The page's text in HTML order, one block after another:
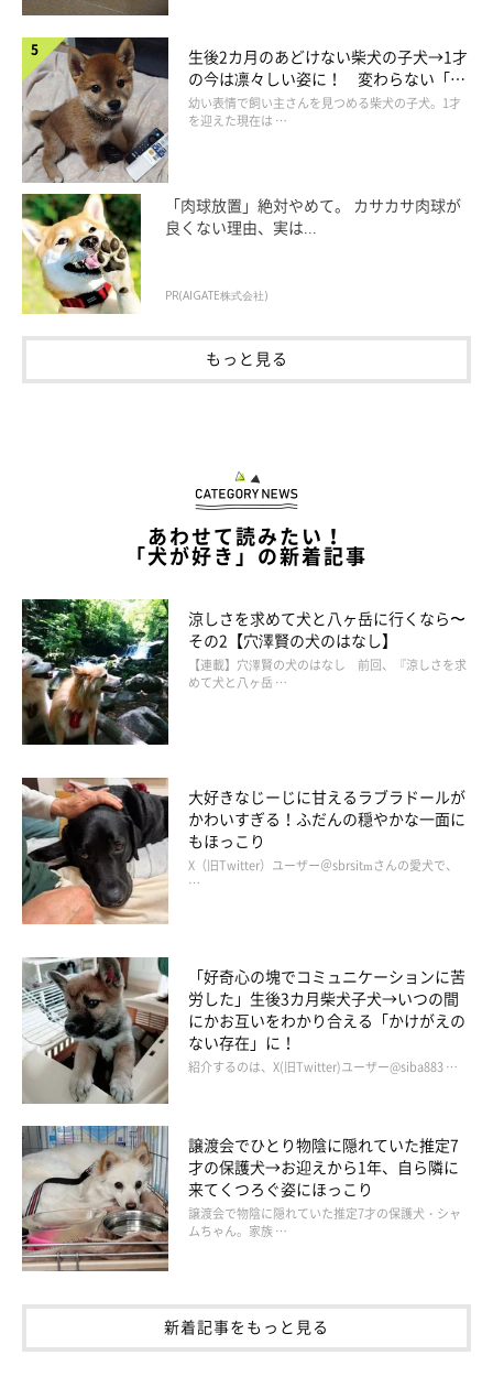
「おもしろいちろるちゃんが好き」
飼い主さんによるとちろるちゃんはマイペースで、ユニークな動
きをすることがあるのだとか。そして、少しばかり気難しい性格
をしているそうです。
飼い主さん：
「自分の飲み水は、新鮮なものを要求してきます。入れてから少
し時間が経ったお水は飲みません。
その要求の方法が独特で、変な動きをしてアピールしてくるの
で、すごくおもしろいです
飼い主さんにとっては、ちろるちゃんの見た目と行動のすべてが
愛おしくてたまらないことがわかりました。
写真提供・取材協力／ ＠__mohu_cさん／X（旧Twitter）
※この記事は投稿者さまにご了承をいただいたうえで制作してい
ます。
生後2カ月のあどけない柴犬の子犬→1才
の今は凛々しい姿に！ 変わらない「く
りくりおめめ」にもほっこり
幼い表情で飼い主さんを見つめる柴犬の子犬。1才
を迎えた現在は …
「肉球放置」絶対やめて。 カサカサ肉球が
良くない理由、実は...
PR(AIGATE株式会社)
もっと見る
あわせて読みたい！
「犬が好き」の新着記事
涼しさを求めて犬と八ヶ岳に行くなら〜
その2【穴澤賢の犬のはなし】
【連載】穴澤賢の犬のはなし 前回、『涼しさを求
めて犬と八ヶ岳 …
大好きなじーじに甘えるラブラドールが
かわいすぎる！ふだんの穏やかな一面に
もほっこり
X（旧Twitter）ユーザー＠sbrsitmさんの愛犬で、
…
「好奇心の塊でコミュニケーションに苦
労した」生後3カ月柴犬子犬→いつの間
にかお互いをわかり合える「かけがえの
ない存在」に！
紹介するのは、X(旧Twitter)ユーザー@siba883 …
譲渡会でひとり物陰に隠れていた推定7
才の保護犬→お迎えから1年、自ら隣に
来てくつろぐ姿にほっこり
譲渡会で物陰に隠れていた推定7才の保護犬・シャ
ムちゃん。家族 …
新着記事をもっと見る